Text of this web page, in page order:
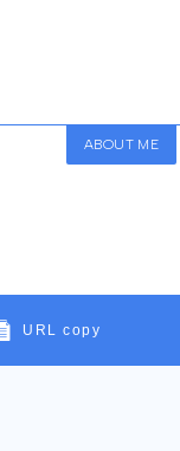
ABOUT ME
URL copy